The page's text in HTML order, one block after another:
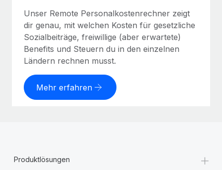
Unser Remote Personalkostenrechner zeigt
dir genau, mit welchen Kosten für gesetzliche
Sozialbeiträge, freiwillige (aber erwartete)
Benefits und Steuern du in den einzelnen
Ländern rechnen musst.
Mehr erfahren
Produktlösungen +